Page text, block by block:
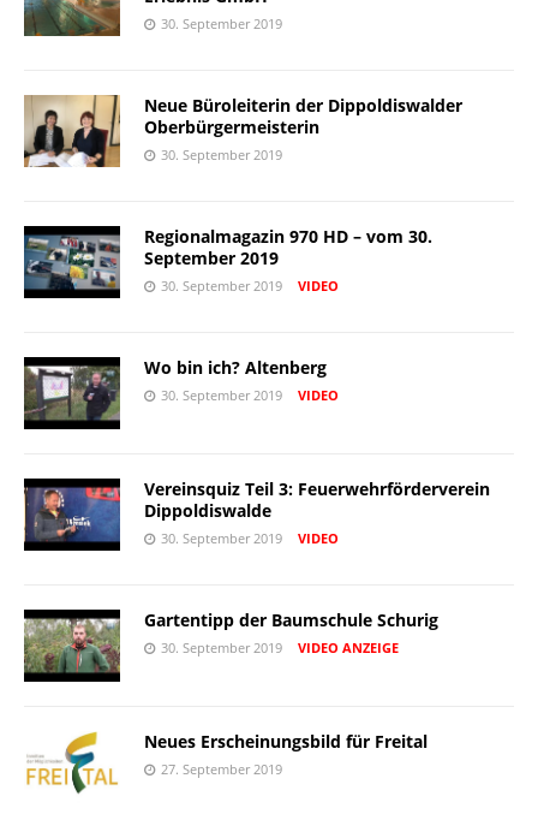
30. September 2019
Neue Büroleiterin der Dippoldiswalder
Oberbürgermeisterin
30. September 2019
Regionalmagazin 970 HD – vom 30.
September 2019
30. September 2019 VIDEO
Wo bin ich? Altenberg
30. September 2019 VIDEO
Vereinsquiz Teil 3: Feuerwehrförderverein
Dippoldiswalde
30. September 2019 VIDEO
Gartentipp der Baumschule Schurig
30. September 2019 VIDEO ANZEIGE
Neues Erscheinungsbild für Freital
27. September 2019